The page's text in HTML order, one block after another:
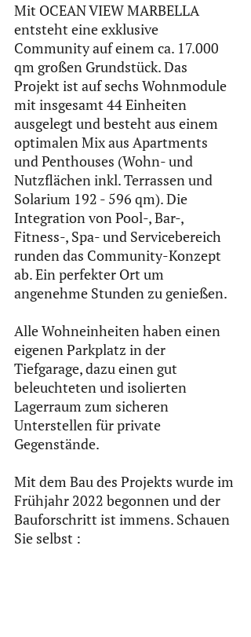
Mit OCEAN VIEW MARBELLA
entsteht eine exklusive
Community auf einem ca. 17.000
qm großen Grundstück. Das
Projekt ist auf sechs Wohnmodule
mit insgesamt 44 Einheiten
ausgelegt und besteht aus einem
optimalen Mix aus Apartments
und Penthouses (Wohn- und
Nutzflächen inkl. Terrassen und
Solarium 192 - 596 qm). Die
Integration von Pool-, Bar-,
Fitness-, Spa- und Servicebereich
runden das Community-Konzept
ab. Ein perfekter Ort um
angenehme Stunden zu genießen.
Alle Wohneinheiten haben einen
eigenen Parkplatz in der
Tiefgarage, dazu einen gut
beleuchteten und isolierten
Lagerraum zum sicheren
Unterstellen für private
Gegenstände.
Mit dem Bau des Projekts wurde im
Frühjahr 2022 begonnen und der
Bauforschritt ist immens. Schauen
Sie selbst :